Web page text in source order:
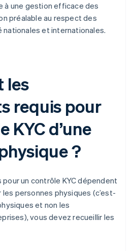
à une gestion efficace des
préalable au respect des
et internationales.
les
requis pour
KYC d’une
?
un contrôle KYC dépendent
personnes physiques (c’est-
et non les
vous devez recueillir les